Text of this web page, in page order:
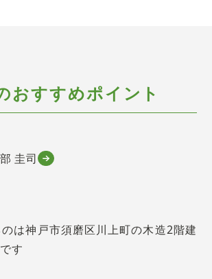
おすすめポイント
圭司
は神戸市須磨区川上町の木造2階建
す